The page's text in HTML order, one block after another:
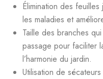
Élimination des
les maladies et
Taille des branches
passage pour faciliter
l’harmonie du jardin.
Utilisation de